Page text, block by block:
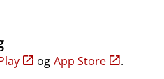
og App Store .